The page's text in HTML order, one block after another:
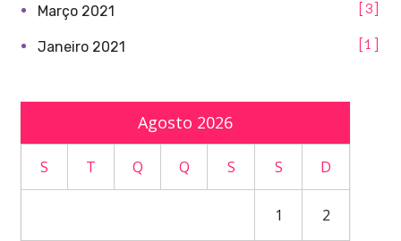
Março 2021 3
Janeiro 2021 1
Agosto 2026
S T Q Q S S D
1 2